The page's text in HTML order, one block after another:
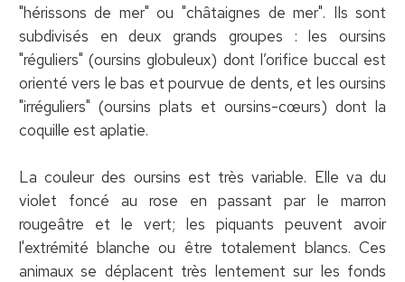
"hérissons de mer" ou "châtaignes de mer". Ils sont
subdivisés en deux grands groupes : les oursins
"réguliers" (oursins globuleux) dont l’orifice buccal est
orienté vers le bas et pourvue de dents, et les oursins
"irréguliers" (oursins plats et oursins-cœurs) dont la
coquille est aplatie.
La couleur des oursins est très variable. Elle va du
violet foncé au rose en passant par le marron
rougeâtre et le vert; les piquants peuvent avoir
l'extrémité blanche ou être totalement blancs. Ces
animaux se déplacent très lentement sur les fonds